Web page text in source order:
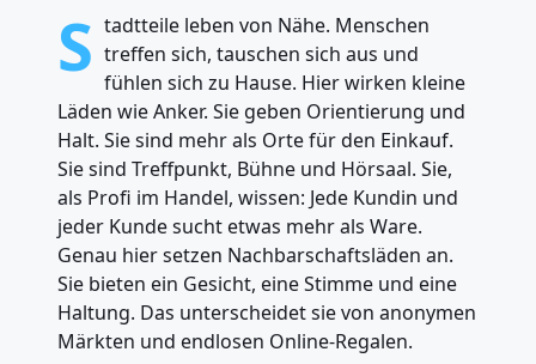
S tadtteile leben von Nähe. Menschen
treffen sich, tauschen sich aus und
fühlen sich zu Hause. Hier wirken kleine
Läden wie Anker. Sie geben Orientierung und
Halt. Sie sind mehr als Orte für den Einkauf.
Sie sind Treffpunkt, Bühne und Hörsaal. Sie,
als Profi im Handel, wissen: Jede Kundin und
jeder Kunde sucht etwas mehr als Ware.
Genau hier setzen Nachbarschaftsläden an.
Sie bieten ein Gesicht, eine Stimme und eine
Haltung. Das unterscheidet sie von anonymen
Märkten und endlosen Online-Regalen.